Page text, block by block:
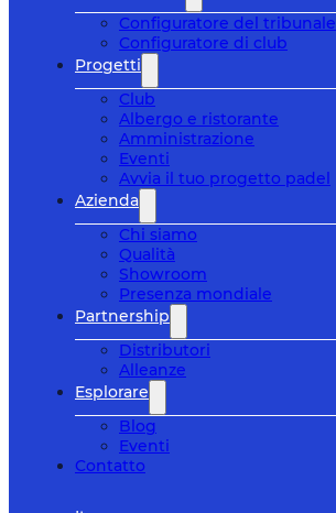
Configuratore del tribunale
Configuratore di club
Progetti
Club
Albergo e ristorante
Amministrazione
Eventi
Avvia il tuo progetto padel
Azienda
Chi siamo
Qualità
Showroom
Presenza mondiale
Partnership
Distributori
Alleanze
Esplorare
Blog
Eventi
Contatto